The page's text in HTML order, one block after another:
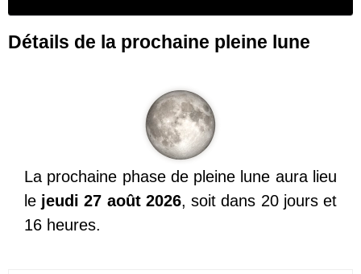
Détails de la prochaine pleine lune
La prochaine phase de pleine lune aura lieu
le jeudi 27 août 2026, soit dans 20 jours et
16 heures.